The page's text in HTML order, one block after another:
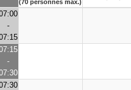
(70 personnes max.)
-
-